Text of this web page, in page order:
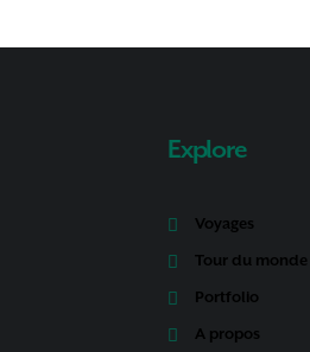
Explore
Voyages
Tour du monde
Portfolio
A propos